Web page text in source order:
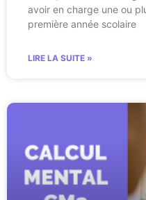
avoir en charge une ou
première année scolaire
LIRE LA SUITE »